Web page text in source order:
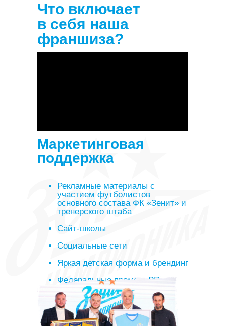
Рекламные материалы с
участием футболистов
основного состава ФК «Зенит» и
тренерского штаба
Сайт-школы
Социальные сети
Яркая детская форма и брендинг
Федеральные промо и PR
Маркетинговая
поддержка
Что включает
в себя наша
франшиза?